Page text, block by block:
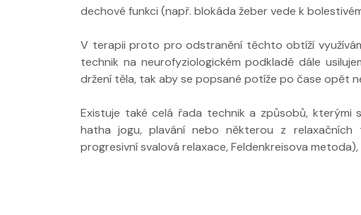
dechové funkci (např. blokáda žeber vede k
V terapii proto pro odstranění těchto obtíží
technik na neurofyziologickém podkladě dále
držení těla, tak aby se popsané potíže po čase opět
Existuje také celá řada technik a způsobů, kterými
hatha jogu, plavání nebo některou z relaxačních
progresivní svalová relaxace, Feldenkreisova